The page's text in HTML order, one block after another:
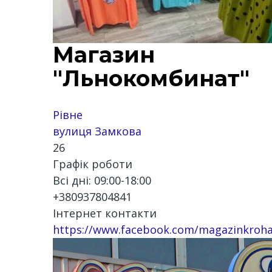
Магазин
"Льнокомбинат"
Рівне
вулиця Замкова
26
Графік роботи
Всі дні: 09:00-18:00
+380937804841
Інтернет контакти
https://www.facebook.com/